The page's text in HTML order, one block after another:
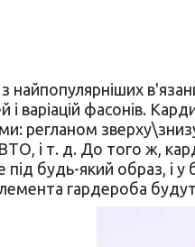
найпопулярніших
і варіацій фасонів.
регланом
і т. д. До того ж,
будь-який образ, і у
гардероба